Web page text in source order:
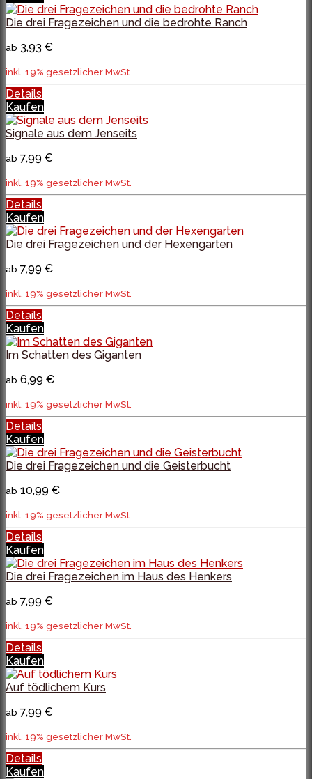
Die drei Fragezeichen und die bedrohte Ranch
ab 3,93 €
inkl. 19% gesetzlicher MwSt.
Details
Kaufen
Signale aus dem Jenseits
ab 7,99 €
inkl. 19% gesetzlicher MwSt.
Details
Kaufen
Die drei Fragezeichen und der Hexengarten
ab 7,99 €
inkl. 19% gesetzlicher MwSt.
Details
Kaufen
Im Schatten des Giganten
ab 6,99 €
inkl. 19% gesetzlicher MwSt.
Details
Kaufen
Die drei Fragezeichen und die Geisterbucht
ab 10,99 €
inkl. 19% gesetzlicher MwSt.
Details
Kaufen
Die drei Fragezeichen im Haus des Henkers
ab 7,99 €
inkl. 19% gesetzlicher MwSt.
Details
Kaufen
Auf tödlichem Kurs
ab 7,99 €
inkl. 19% gesetzlicher MwSt.
Details
Kaufen